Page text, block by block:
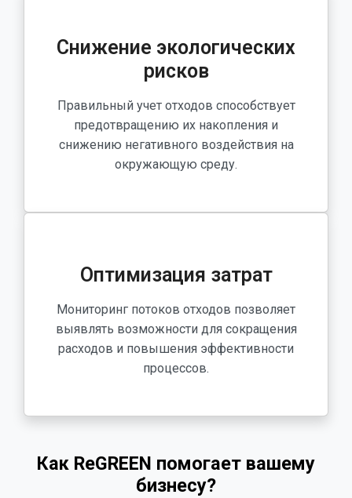
Снижение экологических
рисков
Правильный учет отходов способствует
предотвращению их накопления и
снижению негативного воздействия на
окружающую среду.
Оптимизация затрат
Мониторинг потоков отходов позволяет
выявлять возможности для сокращения
расходов и повышения эффективности
процессов.
Как ReGREEN помогает вашему
бизнесу?